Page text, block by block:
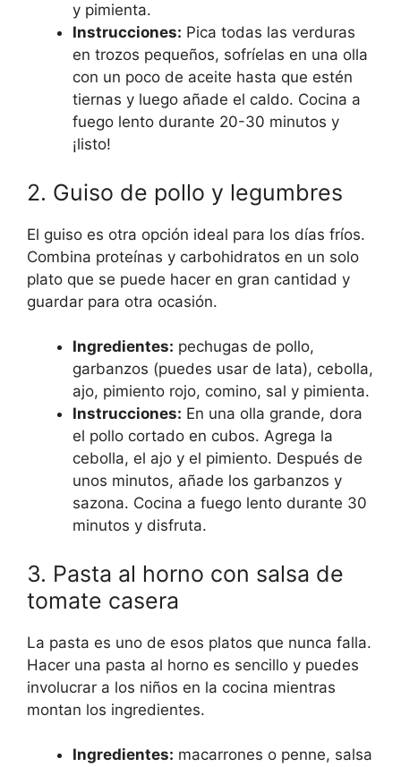
y pimienta.
Instrucciones: Pica todas las verduras
en trozos pequeños, sofríelas en una olla
con un poco de aceite hasta que estén
tiernas y luego añade el caldo. Cocina a
fuego lento durante 20-30 minutos y
¡listo!
2. Guiso de pollo y legumbres
El guiso es otra opción ideal para los días fríos.
Combina proteínas y carbohidratos en un solo
plato que se puede hacer en gran cantidad y
guardar para otra ocasión.
Ingredientes: pechugas de pollo,
garbanzos (puedes usar de lata), cebolla,
ajo, pimiento rojo, comino, sal y pimienta.
Instrucciones: En una olla grande, dora
el pollo cortado en cubos. Agrega la
cebolla, el ajo y el pimiento. Después de
unos minutos, añade los garbanzos y
sazona. Cocina a fuego lento durante 30
minutos y disfruta.
3. Pasta al horno con salsa de
tomate casera
La pasta es uno de esos platos que nunca falla.
Hacer una pasta al horno es sencillo y puedes
involucrar a los niños en la cocina mientras
montan los ingredientes.
Ingredientes: macarrones o penne, salsa